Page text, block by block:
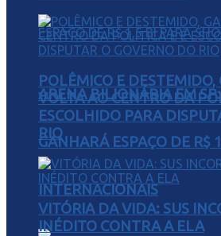
ARENA BILIONÁRIA EM
GANHARÁ ESPAÇO DE R$
INTERNACIONAIS
POLÊMICO E
VOLTA AO CENTRO DA
ESCOLHIDO PARA
RIO
VITÓRIA DA VIDA: SUS
INÉDITO CONTRA A ELA